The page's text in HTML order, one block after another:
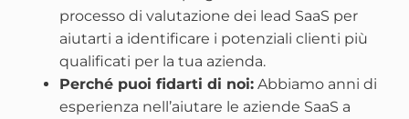
processo di valutazione dei lead SaaS per
aiutarti a identificare i potenziali clienti più
qualificati per la tua azienda.
Perché puoi fidarti di noi: Abbiamo anni di
esperienza nell’aiutare le aziende SaaS a